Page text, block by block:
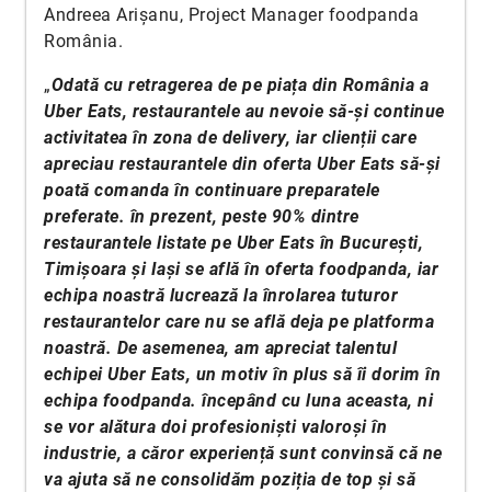
Andreea Arișanu, Project Manager foodpanda
România.
„Odată cu retragerea de pe piața din România a
Uber Eats, restaurantele au nevoie să-și continue
activitatea în zona de delivery, iar clienții care
apreciau restaurantele din oferta Uber Eats să-și
poată comanda în continuare preparatele
preferate. în prezent, peste 90% dintre
restaurantele listate pe Uber Eats în București,
Timișoara și Iași se află în oferta foodpanda, iar
echipa noastră lucrează la înrolarea tuturor
restaurantelor care nu se află deja pe platforma
noastră. De asemenea, am apreciat talentul
echipei Uber Eats, un motiv în plus să îi dorim în
echipa foodpanda. începând cu luna aceasta, ni
se vor alătura doi profesioniști valoroși în
industrie, a căror experiență sunt convinsă că ne
va ajuta să ne consolidăm poziția de top și să